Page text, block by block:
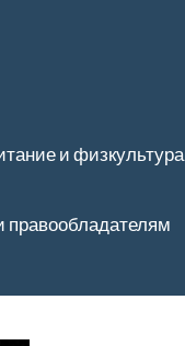
и физкультура
правообладателям